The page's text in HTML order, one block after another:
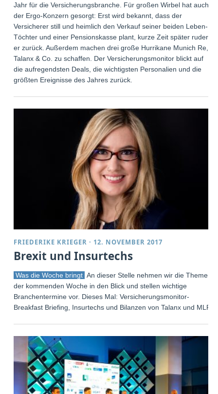
Jahr für die Versicherungsbranche. Für großen Wirbel hat auch
der Ergo-Konzern gesorgt: Erst wird bekannt, dass der
Versicherer still und heimlich den Verkauf seiner beiden Leben-
Töchter und einer Pensionskasse plant, kurze Zeit später rudert
er zurück. Außerdem machen drei große Hurrikane Munich Re,
Talanx & Co. zu schaffen. Der Versicherungsmonitor blickt auf
die aufregendsten Deals, die wichtigsten Personalien und die
größten Ereignisse des Jahres zurück.
FRIEDERIKE KRIEGER · 12. NOVEMBER 2017
Brexit und Insurtechs
Was die Woche bringt An dieser Stelle nehmen wir die Themen
der kommenden Woche in den Blick und stellen wichtige
Branchentermine vor. Dieses Mal: Versicherungsmonitor-
Breakfast Briefing, Insurtechs und Bilanzen von Talanx und MLP.